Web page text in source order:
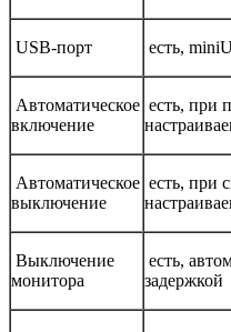
USB-порт есть,
Автоматическое
включение
есть, при
Автоматическое
выключение
есть, при
Выключение
монитора
есть,
задержкой